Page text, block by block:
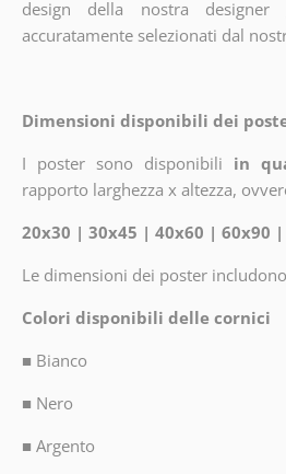
design della nostra designer
accuratamente selezionati dal
Dimensioni disponibili dei
I poster sono disponibili in
rapporto larghezza x altezza,
20x30 | 30x45 | 40x60 | 60x90 |
Le dimensioni dei poster
Colori disponibili delle cornici
■ Bianco
■ Nero
■ Argento